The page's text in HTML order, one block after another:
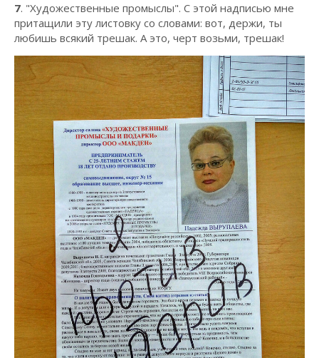
7. "Художественные промыслы". С этой надписью мне
притащили эту листовку со словами: вот, держи, ты
любишь всякий трешак. А это, черт возьми, трешак!